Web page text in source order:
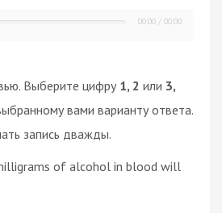
00:00 / 00:00
Выберите цифру 1, 2 или 3,
вами варианту ответа.
запись дважды.
of alcohol in blood will